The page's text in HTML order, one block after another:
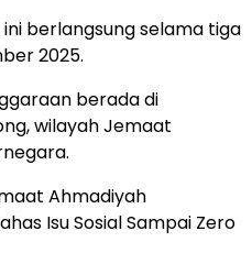
berlangsung selama tiga
2025.
berada di
wilayah Jemaat
Ahmadiyah
Isu Sosial Sampai Zero